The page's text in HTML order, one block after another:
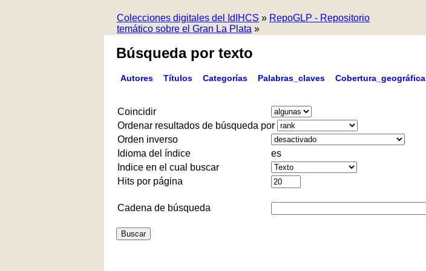
Colecciones digitales del IdIHCS » RepoGLP - Repositorio
temático sobre el Gran La Plata »
Búsqueda por texto
Autores Títulos Categorías Palabras_claves Cobertura_geográfica
Coincidir
Ordenar resultados de búsqueda por
Orden inverso
Idioma del índice
es
Indice en el cual buscar
Hits por página
Cadena de búsqueda